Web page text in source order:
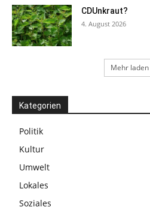
CDUnkraut?
4. August 2026
Mehr laden
Kategorien
Politik
Kultur
Umwelt
Lokales
Soziales